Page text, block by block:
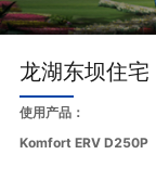
龙湖东坝住宅
使用产品：
Komfort ERV D250P